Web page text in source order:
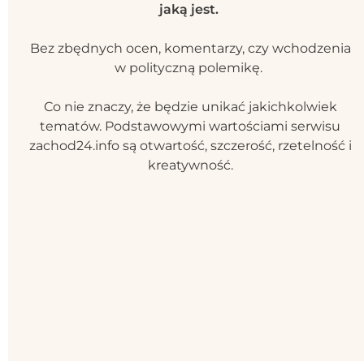
jaką jest.
Bez zbędnych ocen, komentarzy, czy wchodzenia
w polityczną polemikę.
Co nie znaczy, że będzie unikać jakichkolwiek
tematów. Podstawowymi wartościami serwisu
zachod24.info są otwartość, szczerość, rzetelność i
kreatywność.